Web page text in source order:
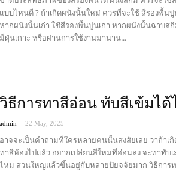
แบบไหนดี ? ถ้าเกิดผนังนั้นใหม่ ควรที่จะใช้ สีรองพื้น
หากผนังนั้นเก่า ใช้สีรองพื้นปูนเก่า หากผนังนั้นฉาบส
มีฝุ่นเกาะ หรือผ่านการใช้งานมานาน...
วิธีการทาสีอ่อน ทับสีเข้มได้
admin - 22 May, 2025
อาจจะเป็นคำถามที่ใครหลายคนนั้นสงสัยเลย ว่าถ้าเกิ
ทาสีห้องไปแล้ว อยากเปล่ยนสีใหม่ที่อ่อนลง จะทาทับเ
ไหม ส่วนใหญ่แล้วขึ้นอยู่กับหลายปัยจจัยมาก วิธีการ